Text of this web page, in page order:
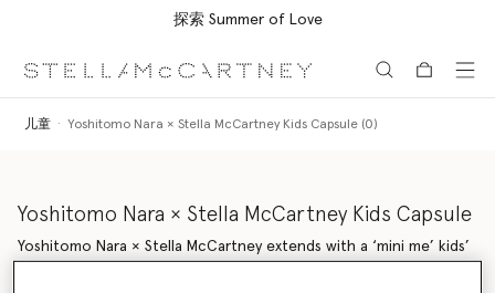
探索 Summer of Love
儿童 Yoshitomo Nara × Stella McCartney Kids Capsule (0)
Yoshitomo Nara × Stella McCartney Kids Capsule
Yoshitomo Nara × Stella McCartney extends with a ‘mini me’ kids’